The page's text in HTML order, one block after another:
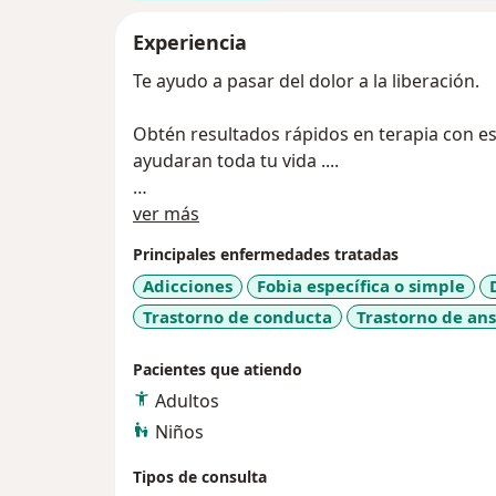
Experiencia
Te ayudo a pasar del dolor a la liberación.
Obtén resultados rápidos en terapia con
ayudaran toda tu vida ....
Soy especialista en la sanación de las
cada paciente ,soy Tanatologa, Terapeuta
transgeneracional, proyecto sentido,
Registros Akachicos, Numerologa....
Te hago pasar del dolor a liberación y
ayudaran toda la vida...
ver más
Principales enfermedades tratadas
Adicciones Fobia específica o simple
Trastorno de conducta
Trastorno de
Pacientes que atiendo
Adultos
Niños
Tipos de consulta